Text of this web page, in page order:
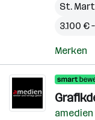
St.
3.100 €
Merken